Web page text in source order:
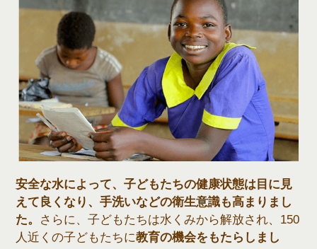
安全な水によって、子どもたちの健康状態は目に見
えて良くなり、手洗いなどの衛生意識も高まりまし
た。 さらに、子どもたちは水くみから解放され、150
人近くの子どもたちに教育の機会をもたらしまし